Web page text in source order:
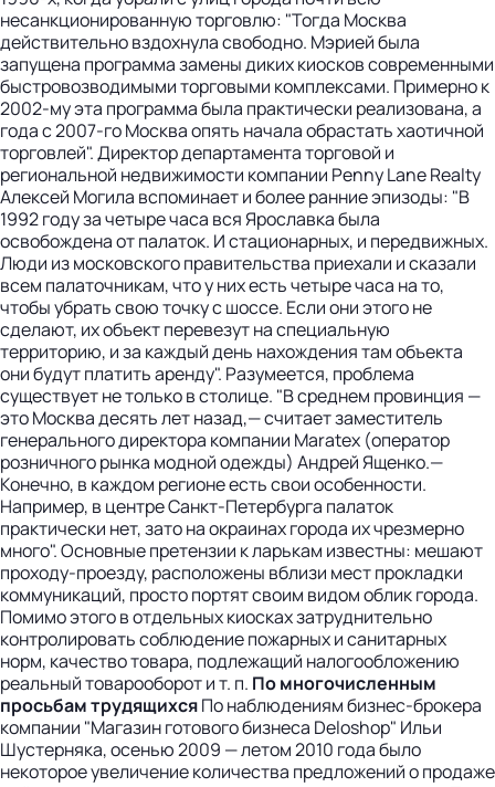
несанкционированную торговлю: "Тогда Москва
действительно вздохнула свободно. Мэрией была
запущена программа замены диких киосков современными
быстровозводимыми торговыми комплексами. Примерно к
2002-му эта программа была практически реализована, а
года с 2007-го Москва опять начала обрастать хаотичной
торговлей". Директор департамента торговой и
региональной недвижимости компании Penny Lane Realty
Алексей Могила вспоминает и более ранние эпизоды: "В
1992 году за четыре часа вся Ярославка была
освобождена от палаток. И стационарных, и передвижных.
Люди из московского правительства приехали и сказали
всем палаточникам, что у них есть четыре часа на то,
чтобы убрать свою точку с шоссе. Если они этого не
сделают, их объект перевезут на специальную
территорию, и за каждый день нахождения там объекта
они будут платить аренду". Разумеется, проблема
существует не только в столице. "В среднем провинция —
это Москва десять лет назад,— считает заместитель
генерального директора компании Maratex (оператор
розничного рынка модной одежды) Андрей Ященко.—
Конечно, в каждом регионе есть свои особенности.
Например, в центре Санкт-Петербурга палаток
практически нет, зато на окраинах города их чрезмерно
много". Основные претензии к ларькам известны: мешают
проходу-проезду, расположены вблизи мест прокладки
коммуникаций, просто портят своим видом облик города.
Помимо этого в отдельных киосках затруднительно
контролировать соблюдение пожарных и санитарных
норм, качество товара, подлежащий налогообложению
реальный товарооборот и т. п. По многочисленным
просьбам трудящихсяПо наблюдениям бизнес-брокера
компании "Магазин готового бизнеса Deloshop" Ильи
Шустерняка, осенью 2009 — летом 2010 года было
некоторое увеличение количества предложений о продаже